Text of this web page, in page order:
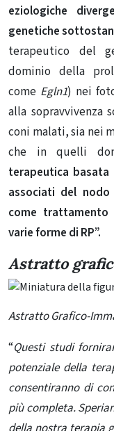
eziologiche
genetiche
terapeutico del
dominio della
come Egln1) nei
alla sopravvivenza
coni malati, sia nei
che in quelli
terapeutica basata
associati del
come
varie forme di RP”.
Astratto
Astratto Grafico-
“Questi studi
potenziale della
consentiranno di
più completa.